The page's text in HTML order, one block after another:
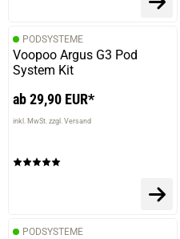
PODSYSTEME
Voopoo Argus G3 Pod
System Kit
ab 29,90 EUR*
inkl. MwSt. zzgl. Versand
PODSYSTEME